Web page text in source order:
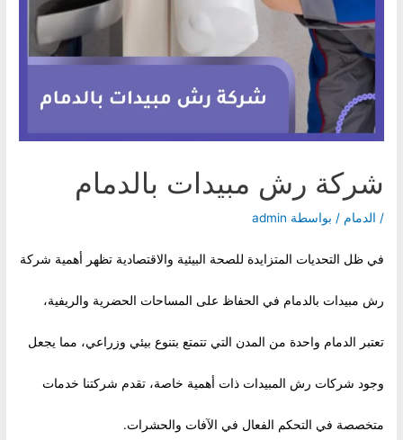
شركة رش مبيدات بالدمام
/ الدمام / بواسطة admin
في ظل التحديات المتزايدة للصحة البيئية والاقتصادية تظهر أهمية شركة
رش مبيدات بالدمام في الحفاظ على المساحات الحضرية والريفية،
تعتبر الدمام واحدة من المدن التي تتمتع بتنوع بيئي وزراعي، مما يجعل
وجود شركات رش المبيدات ذات أهمية خاصة، تقدم شركتنا خدمات
متخصصة في التحكم الفعال في الآفات والحشرات.